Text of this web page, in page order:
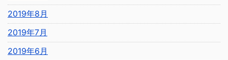
2019年8月
2019年7月
2019年6月